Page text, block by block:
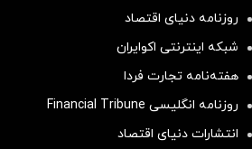
روزنامه دنیای اقتصاد
شبکه اینترنتی اکوایران
هفته‌نامه تجارت فردا
روزنامه انگلیسی Financial Tribune
انتشارات دنیای اقتصاد